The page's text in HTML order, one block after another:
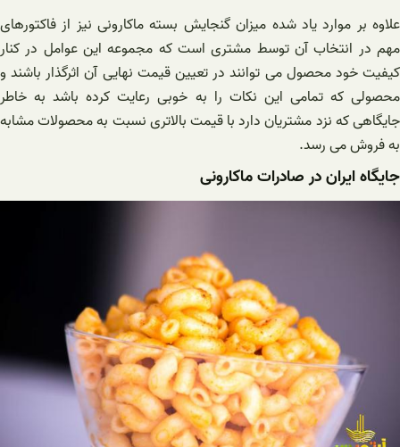
علاوه بر موارد یاد شده میزان گنجایش بسته ماکارونی نیز از فاکتورهای
مهم در انتخاب آن توسط مشتری است که مجموعه این عوامل در کنار
کیفیت خود محصول می توانند در تعیین قیمت نهایی آن اثرگذار باشند و
محصولی که تمامی این نکات را به خوبی رعایت کرده باشد به خاطر
جایگاهی که نزد مشتریان دارد با قیمت بالاتری نسبت به محصولات مشابه
به فروش می رسد.
جایگاه ایران در صادرات ماکارونی